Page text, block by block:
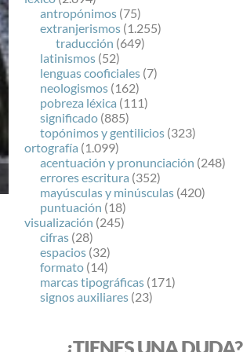
antropónimos (75)
extranjerismos (1.255)
traducción (649)
latinismos (52)
lenguas cooficiales (7)
neologismos (162)
pobreza léxica (111)
significado (885)
topónimos y gentilicios (323)
ortografía (1.099)
acentuación y pronunciación (248)
errores escritura (352)
mayúsculas y minúsculas (420)
puntuación (18)
visualización (245)
cifras (28)
espacios (32)
formato (14)
marcas tipográficas (171)
signos auxiliares (23)
¿TIENES UNA DUDA?